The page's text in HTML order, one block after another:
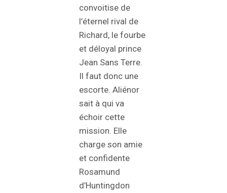
convoitise de
l’éternel rival de
Richard, le fourbe
et déloyal prince
Jean Sans Terre.
Il faut donc une
escorte. Aliénor
sait à qui va
échoir cette
mission. Elle
charge son amie
et confidente
Rosamund
d’Huntingdon